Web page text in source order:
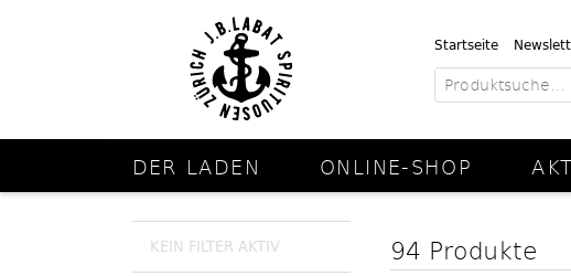
Startseite
DER LADEN ONLINE-SHOP
KEIN FILTER AKTIV 94 Produkte